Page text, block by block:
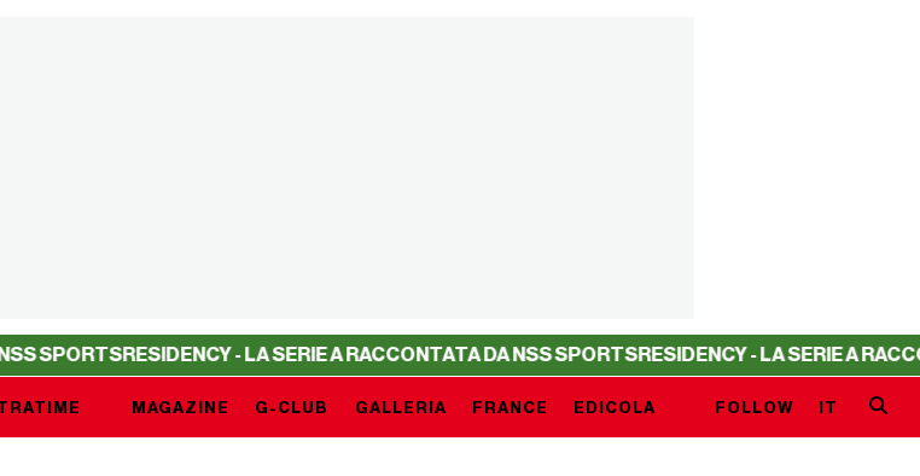
RESIDENCY - LA SERIE A RACCONTATA DA NSS SPORTSRESIDENCY - LA SERIE A
MAGAZINE G-CLUB GALLERIA FRANCE EDICOLA FOLLOW IT